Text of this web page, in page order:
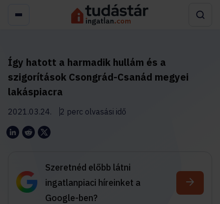
Így hatott a harmadik hullám és a
szigorítások Csongrád-Csanád megyei
lakáspiacra
2021.03.24. 2 perc olvasási idő
Szeretnéd előbb látni
ingatlanpiaci híreinket a
Google-ben?